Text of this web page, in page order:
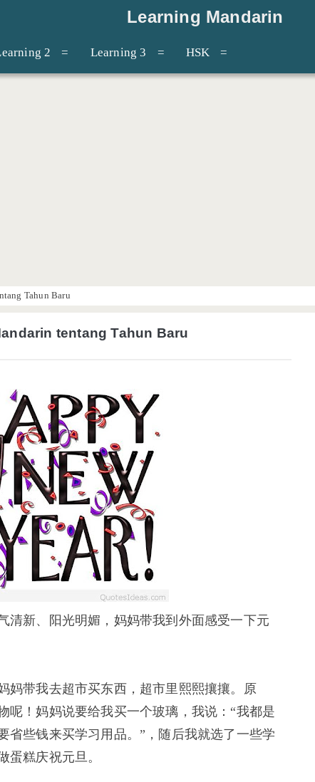
Learning Mandarin
2 Learning 3 HSK
Tahun Baru
tentang Tahun Baru
清新、阳光明媚，妈妈带我到外面感受一下元
带我去超市买东西，超市里熙熙攘攘。原
呢！妈妈说要给我买一个玻璃，我说：“我都是
省些钱来买学习用品。”，随后我就选了一些学
蛋糕庆祝元旦。